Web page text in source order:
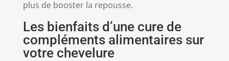
plus de booster la repousse.
Les bienfaits d’une cure de
compléments alimentaires sur
votre chevelure